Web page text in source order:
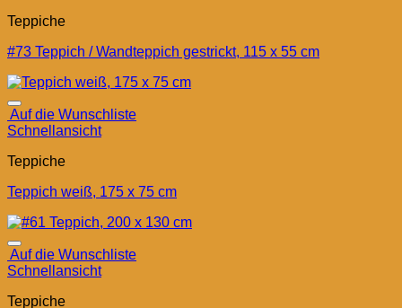
Teppiche
#73 Teppich / Wandteppich gestrickt, 115 x 55 cm
Auf die Wunschliste
Schnellansicht
Teppiche
Teppich weiß, 175 x 75 cm
Auf die Wunschliste
Schnellansicht
Teppiche